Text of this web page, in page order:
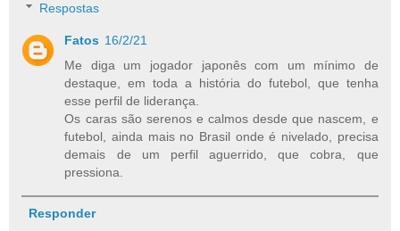
Respostas
Fatos 16/2/21
Me diga um jogador japonês com um mínimo de
destaque, em toda a história do futebol, que tenha
esse perfil de liderança.
Os caras são serenos e calmos desde que nascem, e
futebol, ainda mais no Brasil onde é nivelado, precisa
demais de um perfil aguerrido, que cobra, que
pressiona.
Responder